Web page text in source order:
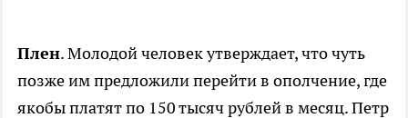
Плен. Молодой человек утверждает, что чуть
позже им предложили перейти в ополчение, где
якобы платят по 150 тысяч рублей в месяц. Петр